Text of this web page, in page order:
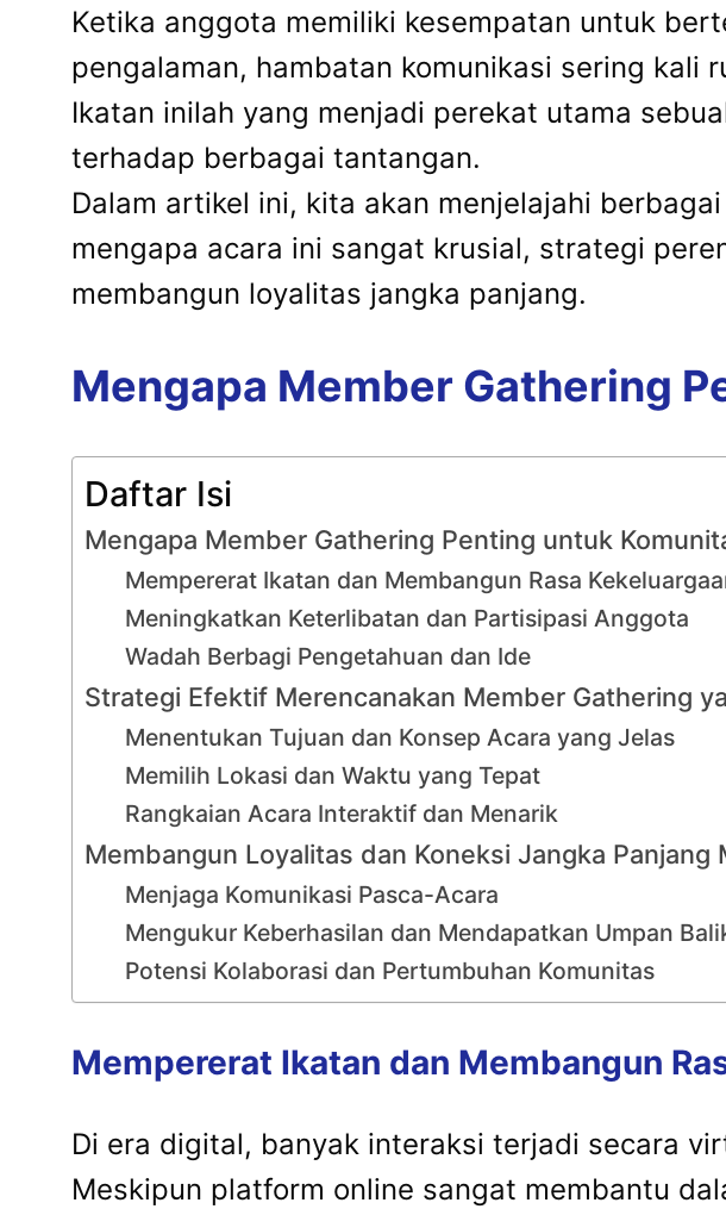
Ketika anggota memiliki kesempatan untuk
pengalaman, hambatan komunikasi sering kali
Ikatan inilah yang menjadi perekat utama
terhadap berbagai tantangan.
Dalam artikel ini, kita akan menjelajahi
mengapa acara ini sangat krusial, strategi
membangun loyalitas jangka panjang.
Mengapa Member Gathering
Daftar Isi
Mengapa Member Gathering Penting untuk
Mempererat Ikatan dan Membangun Rasa
Meningkatkan Keterlibatan dan Partisipasi Anggota
Wadah Berbagi Pengetahuan dan Ide
Strategi Efektif Merencanakan Member Gathering
Menentukan Tujuan dan Konsep Acara yang Jelas
Memilih Lokasi dan Waktu yang Tepat
Rangkaian Acara Interaktif dan Menarik
Membangun Loyalitas dan Koneksi Jangka Panjang
Menjaga Komunikasi Pasca-Acara
Mengukur Keberhasilan dan Mendapatkan Umpan
Potensi Kolaborasi dan Pertumbuhan Komunitas
Mempererat Ikatan dan Membangun
Di era digital, banyak interaksi terjadi secara
Meskipun platform online sangat membantu